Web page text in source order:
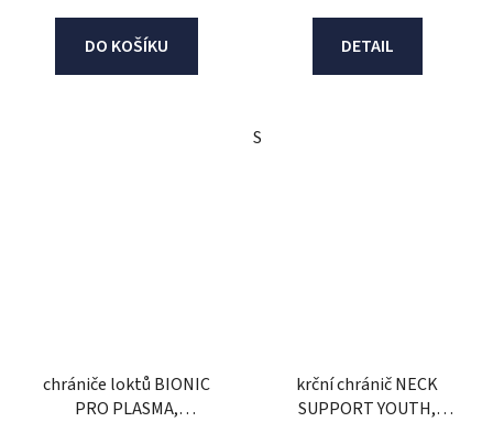
DO KOŠÍKU DETAIL
S
chrániče loktů BIONIC
PRO PLASMA,
krční chránič NECK
SUPPORT YOUTH,